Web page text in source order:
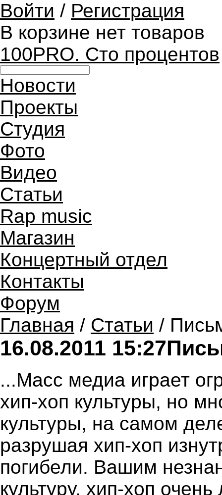
Войти / Регистрация
В корзине нет товаров
100PRO. Сто процентов
Новости
Проекты
Студия
Фото
Видео
Статьи
Rap music
Магазин
Концертный отдел
Контакты
Форум
Главная / Статьи /
16.08.2011 15:27
...Масс медиа играет
хип-хоп культуры, но
культуры, на самом
разрушая хип-хоп
погибели. Вашим
культуру, хип-хоп